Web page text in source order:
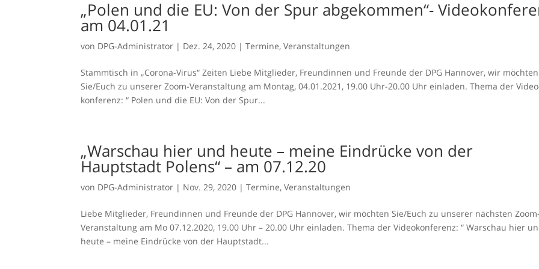
„Polen und die EU: Von der Spur abgekommen“-
am 04.01.21
von DPG-Administrator | Dez. 24, 2020 |Termine,Veranstaltungen
Stammtisch in „Corona-Virus“ Zeiten Liebe Mitglieder, Freundinnen und Freunde der DPG Hannover, wir möchten
Sie/Euch zu unserer Zoom-Veranstaltung am Montag, 04.01.2021, 19.00 Uhr-20.00 Uhr einladen. Thema der
konferenz: “ Polen und die EU: Von der Spur...
„Warschau hier und heute – meine Eindrücke von der
Hauptstadt Polens“ – am 07.12.20
von DPG-Administrator | Nov. 29, 2020 |Termine,Veranstaltungen
Liebe Mitglieder, Freundinnen und Freunde der DPG Hannover, wir möchten Sie/Euch zu unserer nächsten Zoom-
Veranstaltung am Mo 07.12.2020, 19.00 Uhr – 20.00 Uhr einladen. Thema der Videokonferenz: “ Warschau hier
heute – meine Eindrücke von der Hauptstadt...